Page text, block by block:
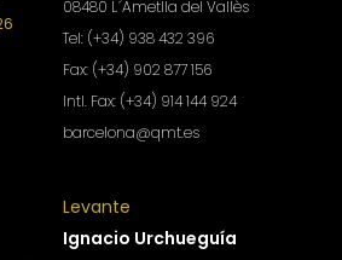
08480 L´Ametlla del Vallès
Tel: (+34) 938 432 396
Fax: (+34) 902 877 156
Intl. Fax: (+34) 914 144 924
barcelona@qmt.es
Levante
Ignacio Urchueguía